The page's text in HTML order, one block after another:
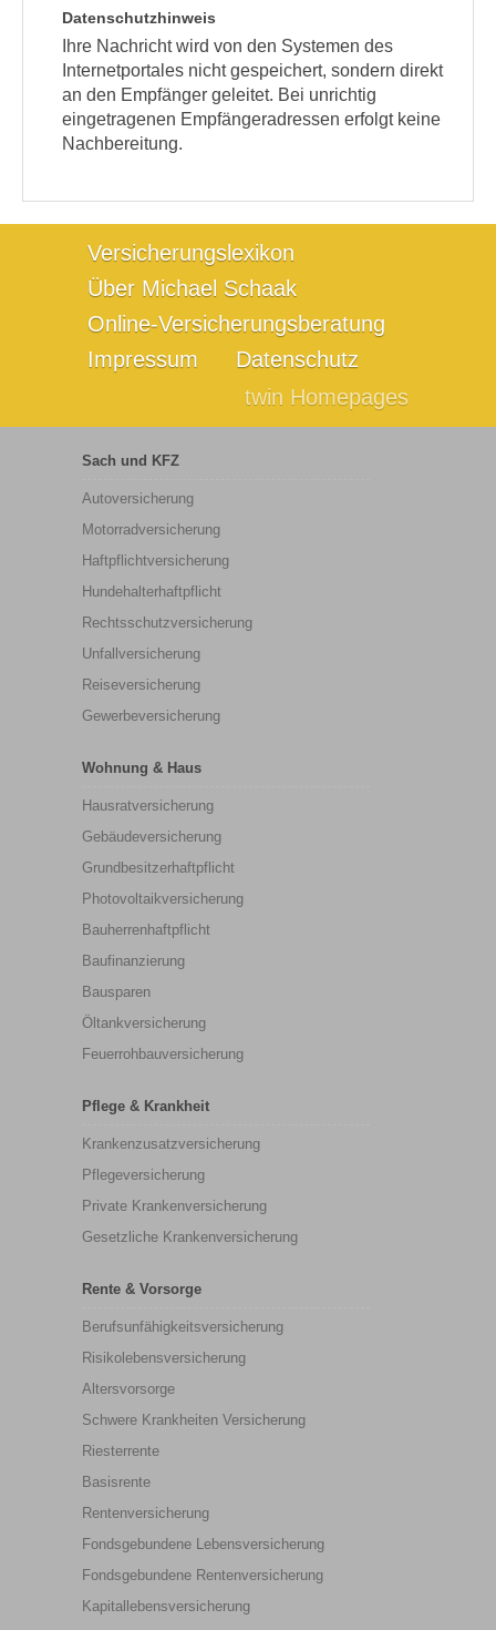
Datenschutzhinweis
Ihre Nachricht wird von den Systemen des
Internetportales nicht gespeichert, sondern direkt
an den Empfänger geleitet. Bei unrichtig
eingetragenen Empfängeradressen erfolgt keine
Nachbereitung.
Versicherungslexikon
Über Michael Schaak
Online-Versicherungsberatung
Impressum
Datenschutz
twin Homepages
Sach und KFZ
Autoversicherung
Motorradversicherung
Haftpflichtversicherung
Hundehalterhaftpflicht
Rechtsschutzversicherung
Unfallversicherung
Reiseversicherung
Gewerbeversicherung
Wohnung & Haus
Hausratversicherung
Gebäudeversicherung
Grundbesitzerhaftpflicht
Photovoltaikversicherung
Bauherrenhaftpflicht
Baufinanzierung
Bausparen
Öltankversicherung
Feuerrohbauversicherung
Pflege & Krankheit
Krankenzusatzversicherung
Pflegeversicherung
Private Krankenversicherung
Gesetzliche Krankenversicherung
Rente & Vorsorge
Berufs­unfähigkeitsversicherung
Risikolebensversicherung
Altersvorsorge
Schwere Krankheiten Versicherung
Riesterrente
Basisrente
Rentenversicherung
Fondsgebundene Lebensversicherung
Fondsgebundene Rentenversicherung
Kapitallebensversicherung